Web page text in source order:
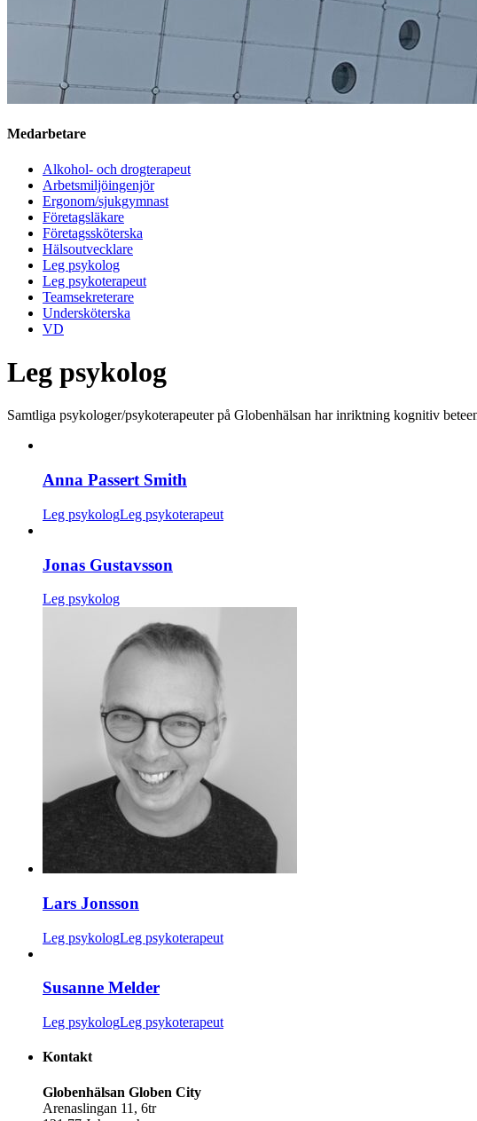
Medarbetare
Alkohol- och drogterapeut
Arbetsmiljöingenjör
Ergonom/sjukgymnast
Företagsläkare
Företagssköterska
Hälsoutvecklare
Leg psykolog
Leg psykoterapeut
Teamsekreterare
Undersköterska
VD
Leg psykolog
Samtliga psykologer/psykoterapeuter på Globenhälsan har inriktning kognitiv
Anna Passert Smith
Leg psykologLeg psykoterapeut
Jonas Gustavsson
Leg psykolog
Lars Jonsson
Leg psykologLeg psykoterapeut
Susanne Melder
Leg psykologLeg psykoterapeut
Kontakt
Globenhälsan Globen City
Arenaslingan 11, 6tr